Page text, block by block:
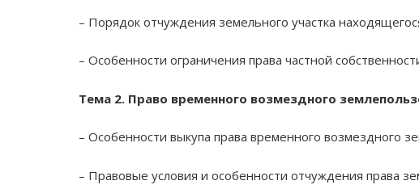
– Порядок отчуждения земельного участка
– Особенности ограничения права частной
Тема 2. Право временного возмездного
– Особенности выкупа права временного возмездного
– Правовые условия и особенности отчуждения права